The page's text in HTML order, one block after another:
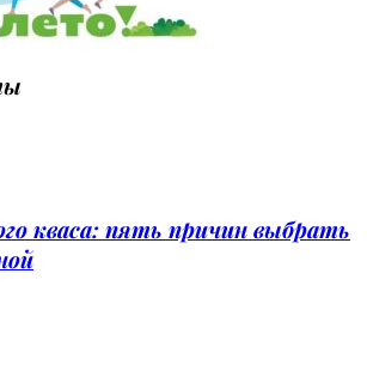
кваса: пять причин выбрать